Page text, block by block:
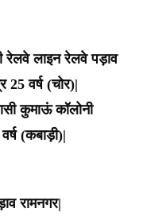
रेलवे लाइन रेलवे पड़ाव
25 वर्ष (चोर)|
कुमाऊं कॉलोनी
(कबाड़ी)|
रामनगर|